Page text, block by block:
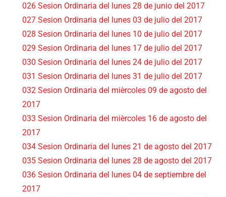
026 Sesion Ordinaria del lunes 28 de junio del 2017
027 Sesion Ordinaria del lunes 03 de julio del 2017
028 Sesion Ordinaria del lunes 10 de julio del 2017
029 Sesion Ordinaria del lunes 17 de julio del 2017
030 Sesion Ordinaria del lunes 24 de julio del 2017
031 Sesion Ordinaria del lunes 31 de julio del 2017
032 Sesion Ordinaria del mièrcoles 09 de agosto del
2017
033 Sesion Ordinaria del mièrcoles 16 de agosto del
2017
034 Sesion Ordinaria del lunes 21 de agosto del 2017
035 Sesion Ordinaria del lunes 28 de agosto del 2017
036 Sesion Ordinaria del lunes 04 de septiembre del
2017